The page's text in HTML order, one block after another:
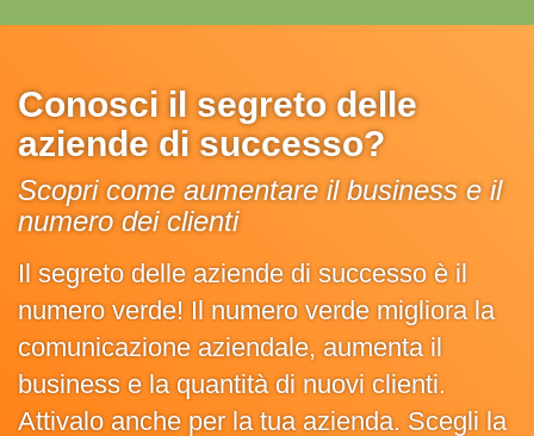
Conosci il segreto delle
aziende di successo?
Scopri come aumentare il business e il
numero dei clienti
Il segreto delle aziende di successo è il
numero verde! Il numero verde migliora la
comunicazione aziendale, aumenta il
business e la quantità di nuovi clienti.
Attivalo anche per la tua azienda. Scegli la